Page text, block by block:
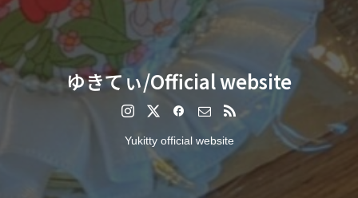
ゆきてぃ/Official website
Yukitty official website